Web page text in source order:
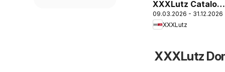
XXXLutz Catalog
grădină
09.03.2026 - 31.12.2026
XXXLutz
XXXLutz